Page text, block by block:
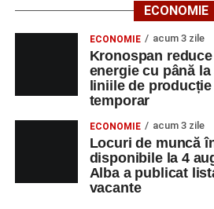
Urmărește-ne pe
Ultimele știri din Sebeș
Primăria Sebeș a decis să
iluminatului public pe timpul
apelului la economii al
Duminică, 23 august 2026,
cea de-a III-a ediție a
ECONOMIE
ECONOMIE acum 3 zile
Kronospan
energie cu până
liniile de
temporar
ECONOMIE acum 3 zile
Locuri de muncă
disponibile la 4
Alba a publicat
vacante